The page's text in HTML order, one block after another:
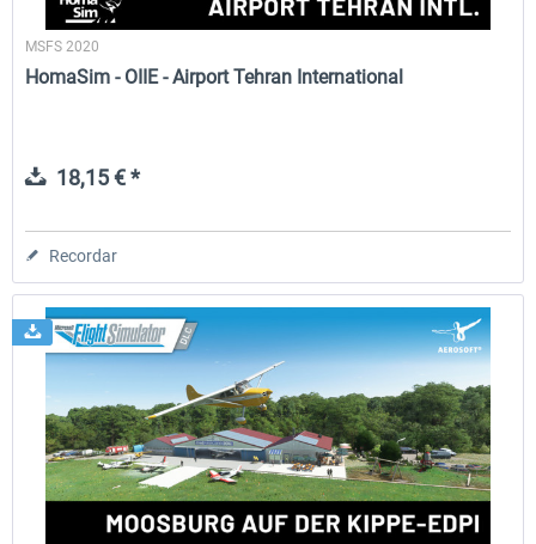
MSFS 2020
HomaSim - OIIE - Airport Tehran International
18,15 € *
Recordar